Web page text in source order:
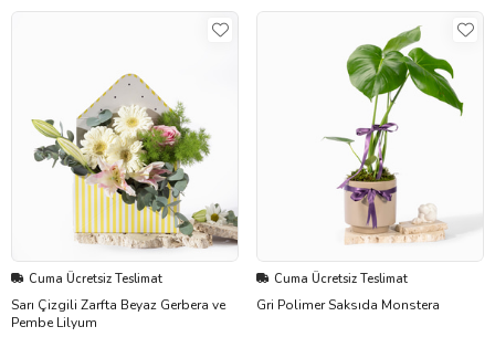
Cuma Ücretsiz Teslimat
Sarı Çizgili Zarfta Beyaz Gerbera ve
Pembe Lilyum
Cuma Ücretsiz Teslimat
Gri Polimer Saksıda Monstera